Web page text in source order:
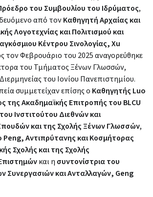
του Συμβουλίου του Ιδρύματος,
από τονΚαθηγητή Αρχαίας και
Λογοτεχνίας και Πολιτισμού και
Κέντρου Σινολογίας, Xu
τον Φεβρουάριο του 2025 αναγορεύθηκε
του Τμήματος Ξένων Γλωσσών,
του Ιονίου Πανεπιστημίου.
συμμετείχαν επίσης ο Καθηγητής Luo
της Ακαδημαϊκής Επιτροπής του BLCU
Ινστιτούτου Διεθνών και
και της Σχολής Ξένων Γλωσσών,
Peng, Αντιπρύτανης και Κοσμήτορας
Σχολής και της Σχολής
και η συντονίστρια του
Συνεργασιών και Ανταλλαγών, Geng